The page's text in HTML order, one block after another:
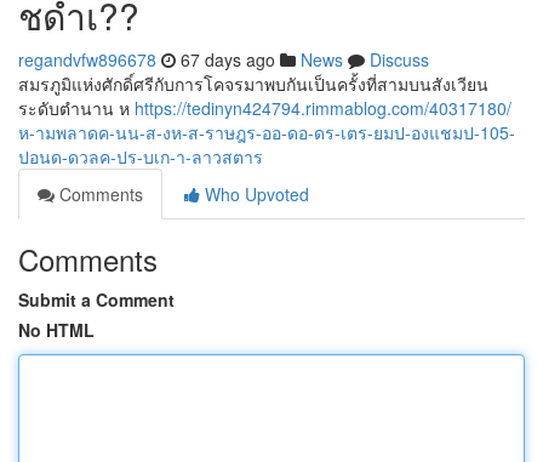
ชดำเ??
regandvfw896678 67 days ago News
Discuss
สมรภูมิแห่งศักดิ์ศรีกับการโคจรมาพบกันเป็นครั้งที่สามบนสังเวียน
ระดับตำนาน ห https://tedinyn424794.rimmablog.com/40317180/
ห-ามพลาดค-นน-ส-งห-ส-ราษฎร-ออ-ดอ-ดร-เตร-ยมป-องแชมป-105-
ปอนด-ดวลค-ปร-บเก-า-ลาวสตาร
Comments
Who Upvoted
Comments
Submit a Comment
No HTML